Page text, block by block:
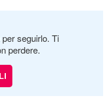
seguirlo. Ti
perdere.